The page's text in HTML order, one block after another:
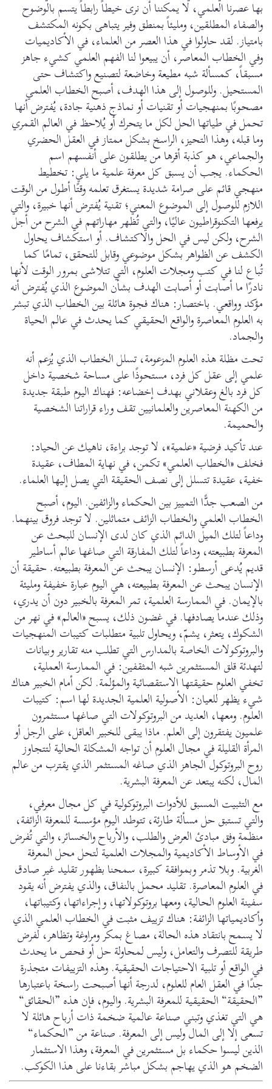
بها عصرنا العلمي، لا يمكننا أن نرى خيطاً رابطاً يتسم بالوضوح
والصفاء المطلقين، ومليئاً بمنطق وفير يتباهى بكونه المكتشف
بامتياز. لقد حاولوا في هذا العصر من العلماء، في الأكاديميات
وفي الخطاب المعاصر، أن يبيعوا لنا الفهم العلمي كشيء جاهز
مسبقاً، كمسألة شبه مطيعة وخاضعة لتصنيع واكتشاف حتى
المستحيل. وللوصول إلى هذا الهدف، أصبح الخطاب العلمي
مصحوبًا بمنهجيات أو تقنيات أو نماذج ذهنية جادة، يُفترض أنها
تحمل في طياتها الحل لكل ما يتحرك أو يُلاحظ في العالم القمري
وما قبله، وهذا التحيز، الراسخ بشكل ممتاز في العقل الحضري
والجماعي، هو كذبة أقرها من يطلقون على أنفسهم اسم
الحكماء. يجب أن يسبق كل معرفة علمية ما يلي: تخطيط
منهجي قائم على صرامة شديدة يستغرق تعلمه وقتًا أطول من الوقت
اللازم للوصول إلى الموضوع المعني؛ تقنية يُفترض أنها خبيرة، والتي
يرفعها التكنوقراطيون عاليًا، والتي تُظهر مهاراتهم في الشرح من أجل
الشرح، ولكن ليس في الحل والاكتشاف. أو استكشاف يحاول
الكشف عن الظواهر بشكل موضوعي وقابل للتحقق، تمامًا كما
تُباع لنا في كتب ومجلات العلوم، التي تتلاشى بمرور الوقت لأنها
نادرًا ما أصابت أو أصابت الهدف بشأن الموضوع الذي يُفترض أنه
مؤكد وواقعي. باختصار: هناك فجوة هائلة بين الخطاب الذي تبشر
به العلوم المعاصرة والواقع الحقيقي كما يحدث في عالم الحياة
والجماد.
تحت مظلة هذه العلوم المزعومة، تسلل الخطاب الذي يُزعم أنه
علمي إلى عقل كل فرد، مستحوذًا على مساحة شخصية داخل
كل فرد بالغ وعقلاني بهدف إخضاعه: فهناك اليوم طبقة جديدة
من الكهنة المعاصرين والعلمانيين تقف وراء قراراتنا الشخصية
والحميمة.
عند تأكيد فرضية «علمية»، لا توجد براءة، ناهيك عن الحياد:
فخلف «الخطاب العلمي» تكمن، في نهاية المطاف، عقيدة
خفية، عقيدة تتسلل إلى نصف الحقيقة التي يصل إليها العلماء.
من الصعب جدًّا التمييز بين الحكماء والزائفين. اليوم، أصبح
الخطاب العلمي والخطاب الزائف متماثلين. لا توجد فروق بينهما.
وداعاً لتلك الميل الدائم الذي كان لدى الإنسان للبحث عن
المعرفة بطبيعته، وداعاً لتلك المفارقة التي صاغها عالم أساطير
قديم يُدعى أرسطو: الإنسان يبحث عن المعرفة بطبيعته. حقيقة أن
الإنسان يبحث عن المعرفة بطبيعته، هي اليوم عبارة خفيفة ومليئة
بالإيمان. في الممارسة العلمية، تمر المعرفة بالخبير دون أن يدري،
وذلك عندما يصادفها. في غضون ذلك، يسبح «العالم» في نهر من
الشكوك، يتعثر، يشمّ، ويحاول تلبية متطلبات كتيبات المنهجيات
والبروتوكولات الخاصة بالمدارس التي تطلب منه تقارير وبيانات
لتهدئة قلق المستثمرين شبه المثقفين: في الممارسة العملية،
تخفي العلوم حقيقتها الاستقصائية والمؤلمة. لكن أمام الخبير هناك
شيء يظهر للعيان: الأصولية العلمية الجديدة لها اسم: كتيبات
العلوم. ومعها، العديد من البروتوكولات التي صاغها مستثمرون
علميون يفتقرون إلى العلم. ماذا يبقى للخبير العاقل، على الرجل أو
المرأة القليلة في مجال العلوم أن تواجه المشكلة الحالية لتتجاوز
روح البروتوكول الجاهز الذي صاغه المستثمر الذي يقترب من عالم
المال، لكنه يبتعد عن المعرفة البشرية.
مع التثبيت المسبق للأدوات البروتوكولية في كل مجال معرفي،
والتي تستبق حل مسألة طارئة، تتوطد اليوم مؤسسة للمعرفة الزائفة،
منظمة وفق مبادئ العرض والطلب، والأرباح والخسائر، والتي تُفرض
في الأوساط الأكاديمية والمجلات العلمية لتحل محل المعرفة
الغربية. وبلا تذمر وبموافقة كبيرة، سمحنا بظهور تقليد غير صادق
في العلوم المعاصرة. تقليد محمل بالنفاق، والذي يفترض أنه يقود
سفينة العلوم الحالية، ومعها بروتوكولاتها، وإجراءاتها، وكتيباتها،
وأكاديمياتها الزائفة: هناك تزييف مثبت في الخطاب العلمي الذي
لا يسمح بانتقاد هذه الحالة، مصاغ بمكر ومراوغة وتظاهر، لفرض
طريقة للتصرف والتعامل، وليس لمحاولة حل أو فحص ما يحدث
في الواقع أو تلبية الاحتياجات الحقيقية. وهذه التزييفات متجذرة
جدًا في العقل العام للعلوم، لدرجة أنها أصبحت راسخة باعتبارها
”الحقيقة“ الحقيقية للمعرفة البشرية. واليوم، فإن هذه ”الحقائق“
هي التي تغذي وتبني صناعة عالمية ضخمة ذات أرباح هائلة لا
تسعى إلا إلى المال وليس إلى المعرفة. صناعة من ”الحكماء“
الذين ليسوا حكماء بل مستثمرين في المعرفة، وهذا الاستثمار
الضخم هو الذي يهاجم بشكل مباشر بقاءنا على هذا الكوكب.